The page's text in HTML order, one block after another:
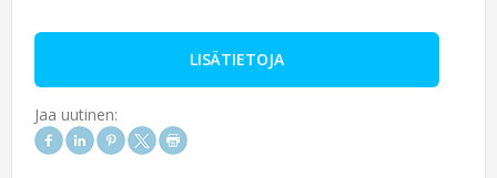
LISÄTIETOJA
Jaa uutinen: